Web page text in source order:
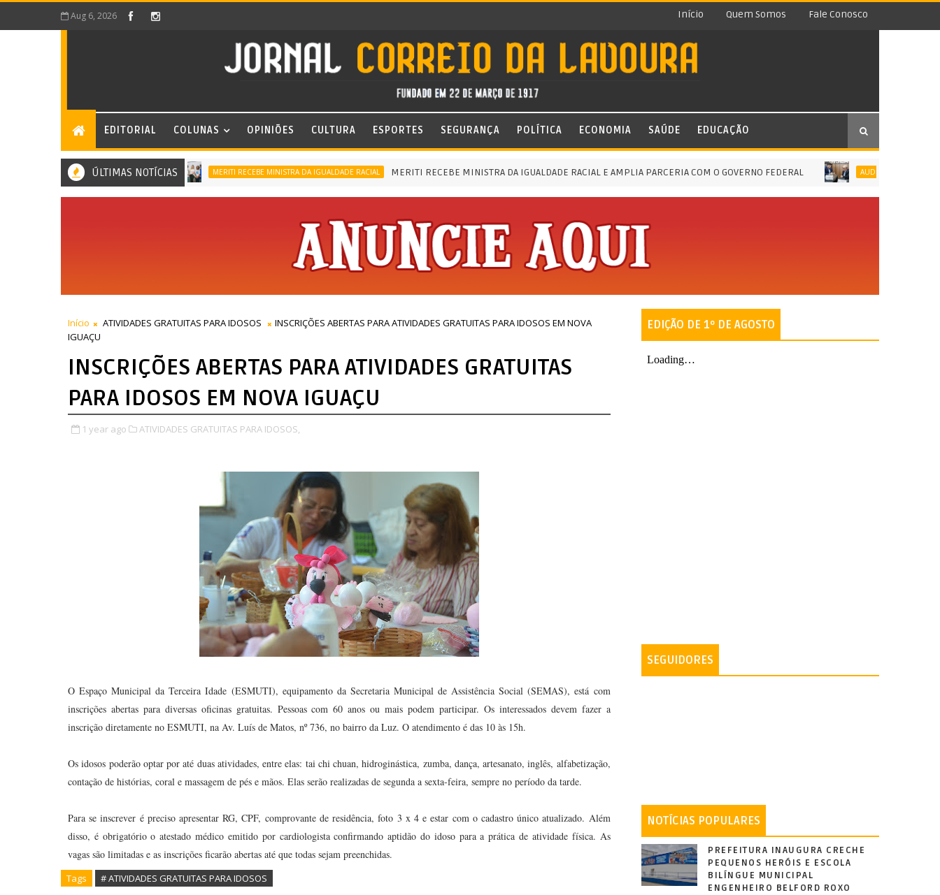
Aug 6, 2026 Início Quem Somos Fale Conosco
EDITORIAL COLUNAS OPINIÕES CULTURA ESPORTES SEGURANÇA POLÍTICA ECONOMIA SAÚDE EDUCAÇÃO
ÚLTIMAS NOTÍCIAS MERITI RECEBE MINISTRA DA IGUALDADE RACIAL MERITI RECEBE MINISTRA DA IGUALDADE RACIAL E AMPLIA PARCERIA COM O GOVERNO FEDERAL AUDIÊNCIA PÚBLICA PARA
Início ATIVIDADES GRATUITAS PARA IDOSOS
INSCRIÇÕES ABERTAS PARA ATIVIDADES GRATUITAS PARA IDOSOS EM NOVA
IGUAÇU
INSCRIÇÕES ABERTAS PARA ATIVIDADES GRATUITAS
PARA IDOSOS EM NOVA IGUAÇU
1 year ago ATIVIDADES GRATUITAS PARA IDOSOS,
O Espaço Municipal da Terceira Idade (ESMUTI), equipamento da Secretaria Municipal de Assistência Social (SEMAS), está com
inscrições abertas para diversas oficinas gratuitas. Pessoas com 60 anos ou mais podem participar. Os interessados devem fazer a
inscrição diretamente no ESMUTI, na Av. Luís de Matos, nº 736, no bairro da Luz. O atendimento é das 10 às 15h.
Os idosos poderão optar por até duas atividades, entre elas: tai chi chuan, hidroginástica, zumba, dança, artesanato, inglês, alfabetização,
contação de histórias, coral e massagem de pés e mãos. Elas serão realizadas de segunda a sexta-feira, sempre no período da tarde.
Para se inscrever é preciso apresentar RG, CPF, comprovante de residência, foto 3 x 4 e estar com o cadastro único atualizado. Além
disso, é obrigatório o atestado médico emitido por cardiologista confirmando aptidão do idoso para a prática de atividade física. As
vagas são limitadas e as inscrições ficarão abertas até que todas sejam preenchidas.
Tags # ATIVIDADES GRATUITAS PARA IDOSOS
EDIÇÃO DE 1º DE AGOSTO
SEGUIDORES
NOTÍCIAS POPULARES
PREFEITURA INAUGURA CRECHE
PEQUENOS HERÓIS E ESCOLA
BILÍNGUE MUNICIPAL
ENGENHEIRO BELFORD ROXO